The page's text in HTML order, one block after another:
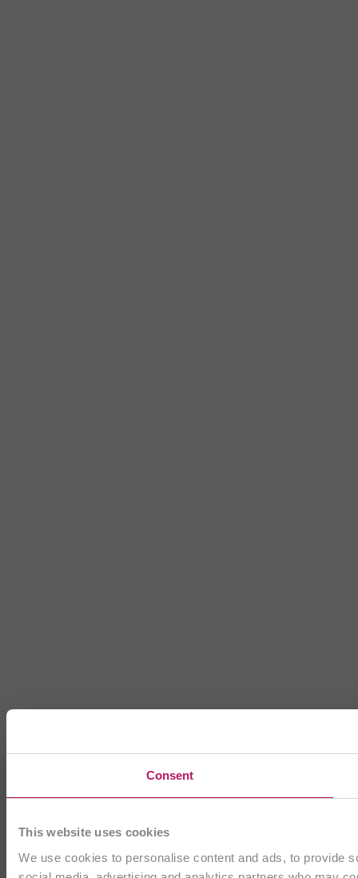
Consent
This website uses cookies
We use cookies to personalise content and ads, to provide